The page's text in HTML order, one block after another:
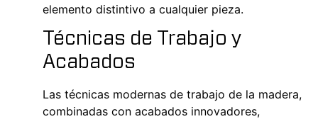
elemento distintivo a cualquier pieza.
Técnicas de Trabajo y
Acabados
Las técnicas modernas de trabajo de la madera,
combinadas con acabados innovadores,